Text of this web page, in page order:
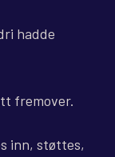
hadde
fremover.
inn, støttes,